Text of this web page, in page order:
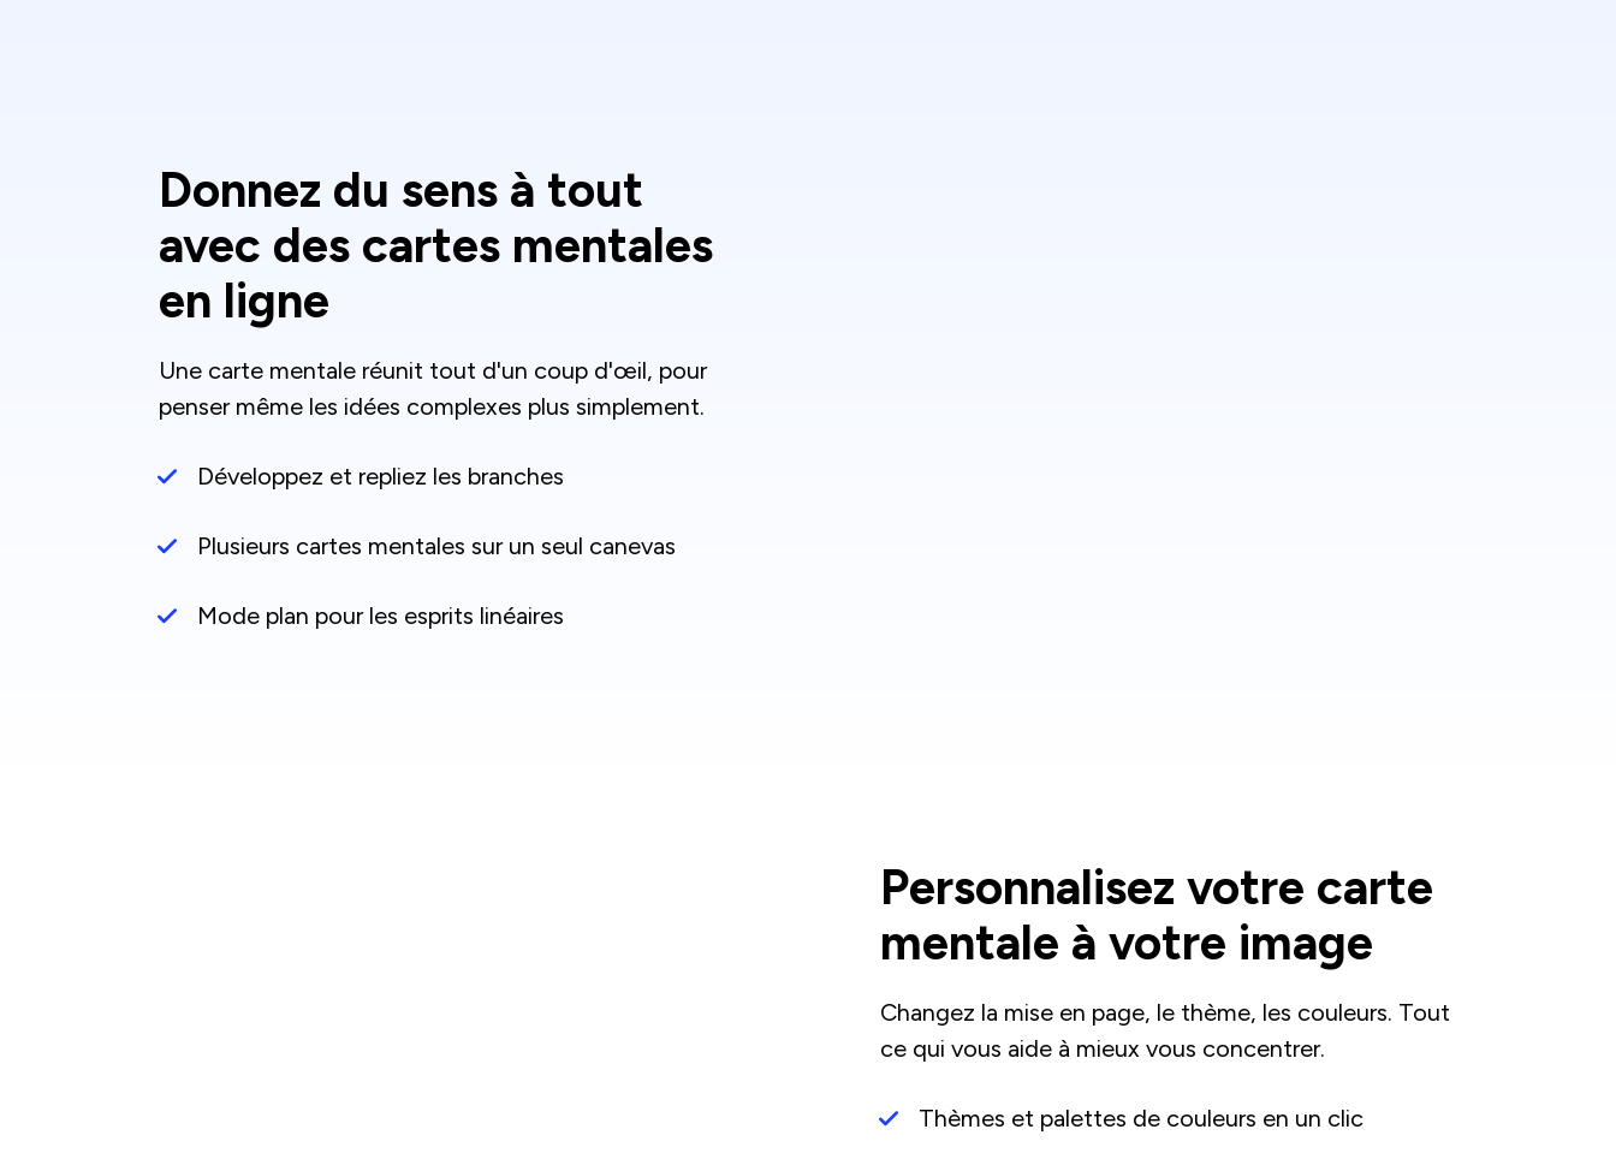
Donnez du sens à tout
avec des cartes mentales
en ligne
Une carte mentale réunit tout d'un coup d'œil, pour
penser même les idées complexes plus simplement.
Développez et repliez les branches
Plusieurs cartes mentales sur un seul canevas
Mode plan pour les esprits linéaires
Personnalisez votre carte
mentale à votre image
Changez la mise en page, le thème, les couleurs. Tout
ce qui vous aide à mieux vous concentrer.
Thèmes et palettes de couleurs en un clic